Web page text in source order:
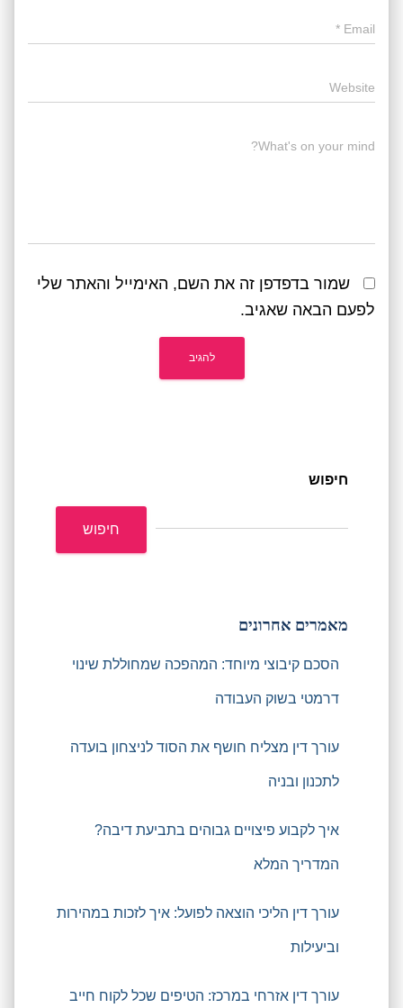
Email
*
Website
What's on your mind?
שמור בדפדפן זה את השם, האימייל והאתר שלי
לפעם הבאה שאגיב.
חיפוש
חיפוש
מאמרים אחרונים
הסכם קיבוצי מיוחד: המהפכה שמחוללת שינוי
דרמטי בשוק העבודה
עורך דין מצליח חושף את הסוד לניצחון בועדה
לתכנון ובניה
איך לקבוע פיצויים גבוהים בתביעת דיבה?
המדריך המלא
עורך דין הליכי הוצאה לפועל: איך לזכות במהירות
וביעילות
עורך דין אזרחי במרכז: הטיפים שכל לקוח חייב